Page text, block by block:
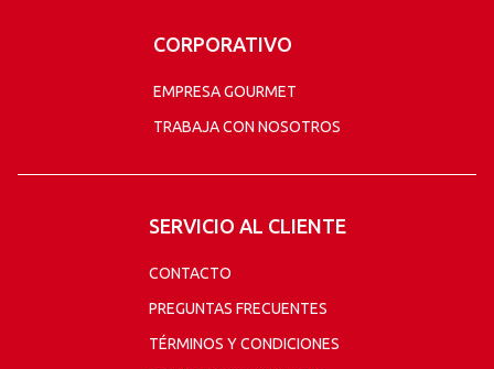
CORPORATIVO
EMPRESA GOURMET
TRABAJA CON NOSOTROS
SERVICIO AL CLIENTE
CONTACTO
PREGUNTAS FRECUENTES
TÉRMINOS Y CONDICIONES